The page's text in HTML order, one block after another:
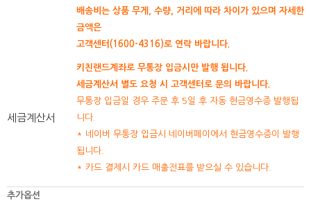
배송비는 상품 무게, 수량, 거리에 따라 차이가 있으며 자세한
금액은
고객센터(1600-4316)로 연락 바랍니다.
세금계산서
키친랜드계좌로 무통장 입금시만 발행 됩니다.
세금계산서 별도 요청 시 고객센터로 문의 바랍니다.
무통장 입금일 경우 주문 후 5일 후 자동 현금영수증 발행됩
니다.
* 네이버 무통장 입금시 네이버페이에서 현금영수증이 발행
됩니다.
* 카드 결제시 카드 매출전표를 받으실 수 있습니다.
추가옵션